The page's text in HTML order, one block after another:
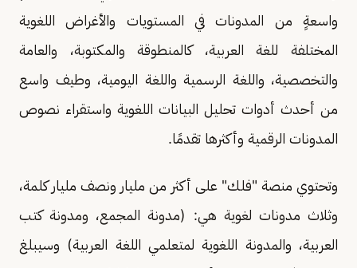
واسعةٍ من المدونات في المستويات والأغراض اللغوية
المختلفة للغة العربية، كالمنطوقة والمكتوبة، والعامة
والتخصصية، واللغة الرسمية واللغة اليومية، وطيف واسع
من أحدث أدوات تحليل البيانات اللغوية واستقراء نصوص
المدونات الرقمية وأكثرها تقدمًا.
وتحتوي منصة "فلك" على أكثر من مليار ونصف مليار كلمة،
وثلاث مدونات لغوية هي: (مدونة المجمع، ومدونة كتب
العربية، والمدونة اللغوية لمتعلمي اللغة العربية) وسيبلغ